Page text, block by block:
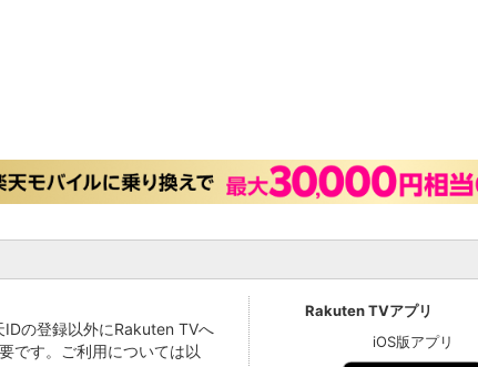
の登録以外にRakuten TVへ
です。ご利用については以
Rakuten TVアプリ
iOS版アプリ